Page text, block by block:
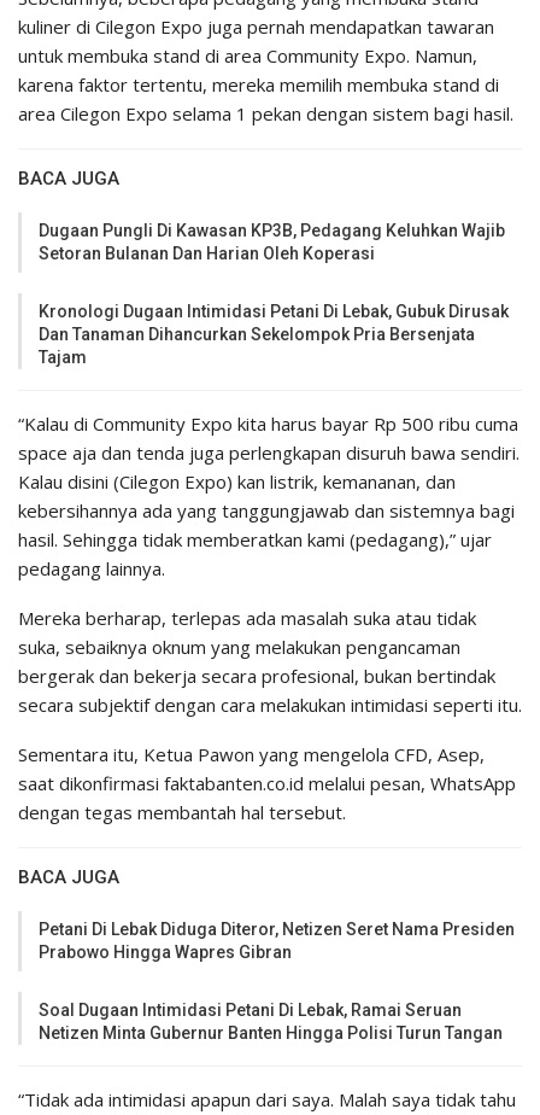
kuliner di Cilegon Expo juga pernah mendapatkan tawaran
untuk membuka stand di area Community Expo. Namun,
karena faktor tertentu, mereka memilih membuka stand di
area Cilegon Expo selama 1 pekan dengan sistem bagi hasil.
BACA JUGA
Dugaan Pungli Di Kawasan KP3B, Pedagang Keluhkan Wajib
Setoran Bulanan Dan Harian Oleh Koperasi
Kronologi Dugaan Intimidasi Petani Di Lebak, Gubuk Dirusak
Dan Tanaman Dihancurkan Sekelompok Pria Bersenjata
Tajam
“Kalau di Community Expo kita harus bayar Rp 500 ribu cuma
space aja dan tenda juga perlengkapan disuruh bawa sendiri.
Kalau disini (Cilegon Expo) kan listrik, kemananan, dan
kebersihannya ada yang tanggungjawab dan sistemnya bagi
hasil. Sehingga tidak memberatkan kami (pedagang),” ujar
pedagang lainnya.
Mereka berharap, terlepas ada masalah suka atau tidak
suka, sebaiknya oknum yang melakukan pengancaman
bergerak dan bekerja secara profesional, bukan bertindak
secara subjektif dengan cara melakukan intimidasi seperti itu.
Sementara itu, Ketua Pawon yang mengelola CFD, Asep,
saat dikonfirmasi faktabanten.co.id melalui pesan, WhatsApp
dengan tegas membantah hal tersebut.
BACA JUGA
Petani Di Lebak Diduga Diteror, Netizen Seret Nama Presiden
Prabowo Hingga Wapres Gibran
Soal Dugaan Intimidasi Petani Di Lebak, Ramai Seruan
Netizen Minta Gubernur Banten Hingga Polisi Turun Tangan
“Tidak ada intimidasi apapun dari saya. Malah saya tidak tahu